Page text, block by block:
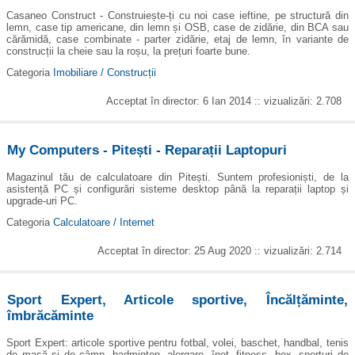
Casaneo Construct - Construiește-ți cu noi case ieftine, pe structură din
lemn, case tip americane, din lemn și OSB, case de zidărie, din BCA sau
cărămidă, case combinate - parter zidărie, etaj de lemn, în variante de
construcții la cheie sau la roșu, la prețuri foarte bune.
Categoria Imobiliare / Construcții
Acceptat în director: 6 Ian 2014 :: vizualizări: 2.708
My Computers - Pitești - Reparații Laptopuri
Magazinul tău de calculatoare din Pitești. Suntem profesioniști, de la
asistență PC și configurări sisteme desktop până la reparații laptop și
upgrade-uri PC.
Categoria Calculatoare / Internet
Acceptat în director: 25 Aug 2020 :: vizualizări: 2.714
Sport Expert, Articole sportive, Încălțăminte,
îmbrăcăminte
Sport Expert: articole sportive pentru fotbal, volei, baschet, handbal, tenis